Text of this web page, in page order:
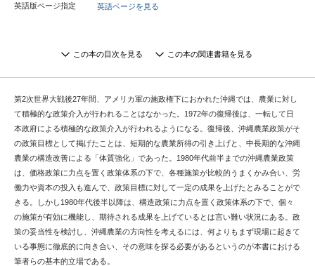
英語版ページ指定 英語ページを見る
この本の目次を見る この本の関連書籍を見る
第2次世界大戦後27年間、アメリカ軍の施政権下におかれた沖縄では、農業に対し
て積極的な政策介入が行われることはなかった。1972年の復帰後は、一転して日
本政府による積極的な政策介入が行われるようになる。復帰後、沖縄農業政策がそ
の政策目標として掲げたことは、短期的な農業所得の引き上げと、中長期的な沖縄
農業の構造改善による「体質強化」であった。1980年代前半までの沖縄農業政策
は、価格政策に力点を置く政策体系の下で、各種施策が比較的うまくかみ合い、労
働力や資本の投入も進んで、政策目標に対して一定の成果を上げたとみることがで
きる。しかし1980年代後半以降は、構造政策に力点を置く政策体系の下で、個々
の施策が有効に機能し、期待される成果を上げているとは言い難い状況にある。政
策の妥当性を検討し、沖縄農業の方向性を考えるには、何よりもまず現場に起きて
いる事態に徹底的に向き合い、その意味を探る必要があるというのが本書における
筆者らの基本的立場である。